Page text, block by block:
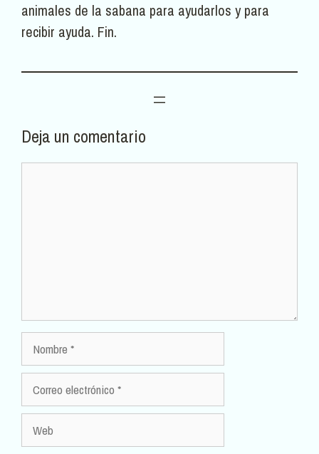
animales de la sabana para ayudarlos y para
recibir ayuda. Fin.
Deja un comentario
electrónico